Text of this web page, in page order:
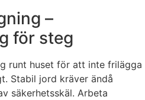
–
för steg
runt huset för att inte frilägga
Stabil jord kräver ändå
säkerhetsskäl. Arbeta